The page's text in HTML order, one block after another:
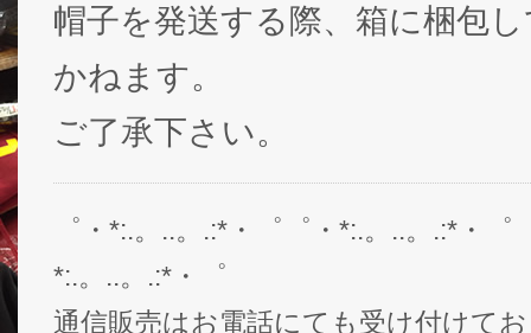
帽子を発送する際、箱に梱包
かねます。
ご了承下さい。
゜・*:.。..。.:*・゜゜・*:.。..。.:*・
*:.。..。.:*・゜
通信販売はお電話にても受け付けて